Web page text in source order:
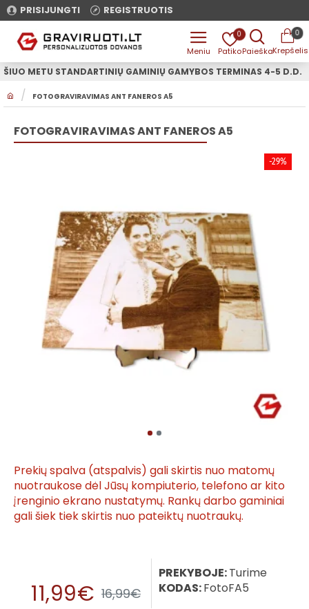
PRISIJUNGTI REGISTRUOTIS
0 0
O
E
FOTOGRAVIRAVIMAS ANT FANEROS A5
ŠIUO METU STANDARTINIŲ GAMINIŲ GAMYBOS TERMINAS 4-5 D.D.
FOTOGRAVIRAVIMAS ANT FANEROS A5
-29%
Prekių spalva (atspalvis) gali skirtis nuo matomų
nuotraukose dėl Jūsų kompiuterio, telefono ar kito
įrenginio ekrano nustatymų. Rankų darbo gaminiai
gali šiek tiek skirtis nuo pateiktų nuotraukų.
11,99€ 16,99€
PREKYBOJE:Turime
KODAS:FotoFA5